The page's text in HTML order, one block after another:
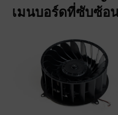
เมนบอร์ดที่ซับซ้อ